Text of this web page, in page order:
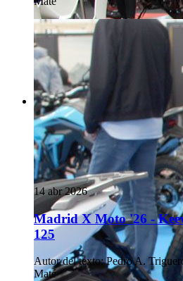
14 abr 2026
Madrid X Moto '26 -
125
Autor del texto: Pedro A.
Maté